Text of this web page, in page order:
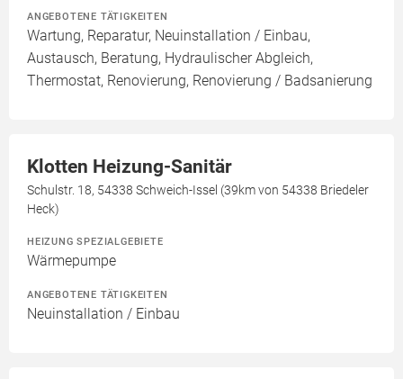
ANGEBOTENE TÄTIGKEITEN
Wartung, Reparatur, Neuinstallation / Einbau,
Austausch, Beratung, Hydraulischer Abgleich,
Thermostat, Renovierung, Renovierung / Badsanierung
Klotten Heizung-Sanitär
Schulstr. 18, 54338 Schweich-Issel (39km von 54338 Briedeler
Heck)
HEIZUNG SPEZIALGEBIETE
Wärmepumpe
ANGEBOTENE TÄTIGKEITEN
Neuinstallation / Einbau